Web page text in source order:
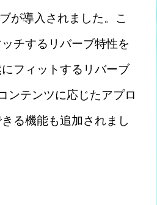
が導入されました。こ
チするリバーブ特性を
フィットするリバーブ
ンテンツに応じたアプロ
る機能も追加されまし